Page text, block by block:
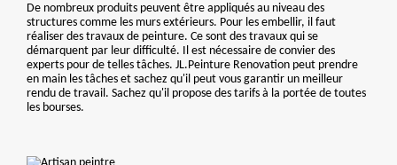
De nombreux produits peuvent être appliqués au niveau des
structures comme les murs extérieurs. Pour les embellir, il faut
réaliser des travaux de peinture. Ce sont des travaux qui se
démarquent par leur difficulté. Il est nécessaire de convier des
experts pour de telles tâches. JL.Peinture Renovation peut prendre
en main les tâches et sachez qu'il peut vous garantir un meilleur
rendu de travail. Sachez qu'il propose des tarifs à la portée de toutes
les bourses.